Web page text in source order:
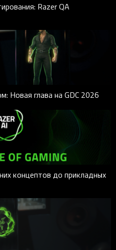
Razer QA
Новая глава на GDC 2026
концептов до прикладных